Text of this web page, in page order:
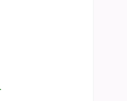
.